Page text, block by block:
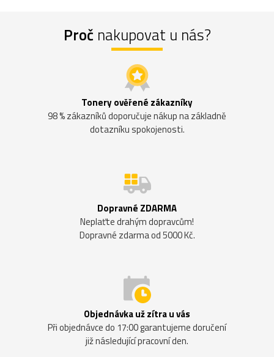
Proč nakupovat u nás?
Tonery ověřené zákazníky
98 % zákazníků doporučuje nákup na základně
dotazníku spokojenosti.
Dopravné ZDARMA
Neplaťte drahým dopravcům!
Dopravné zdarma od 5000 Kč.
Objednávka už zítra u vás
Při objednávce do 17:00 garantujeme doručení
již následující pracovní den.